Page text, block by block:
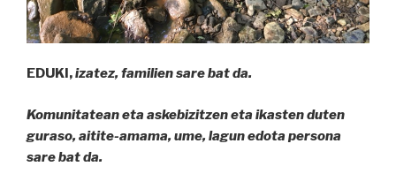
EDUKI,izatez, familien sare bat da.
Komunitatean eta askebizitzen eta ikasten duten
guraso, aitite-amama, ume, lagun edota persona
sare bat da.